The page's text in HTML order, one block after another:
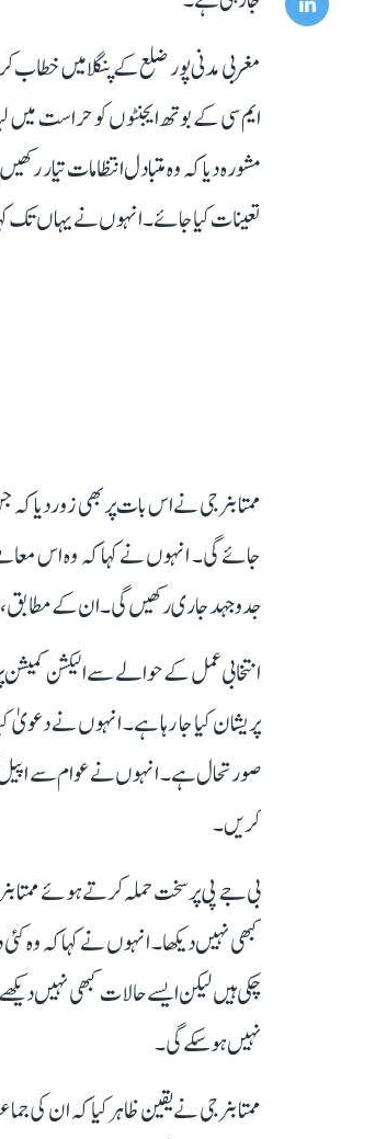
مغربی مدنی پور ضلع کے پنگلا میں
ایم سی کے بوتھ ایجنٹوں کو حراست میں
مشورہ دیا کہ وہ متبادل انتظامات تیار
تعینات کیا جائے۔ انہوں نے یہاں تک
ممتا بنرجی نے اس بات پر بھی زور دیا
جائے گی۔ انہوں نے کہا کہ وہ اس
جدوجہد جاری رکھیں گی۔ ان کے مطابق،
انتخابی عمل کے حوالے سے الیکشن
پریشان کیا جا رہا ہے۔ انہوں نے
صورتحال ہے۔ انہوں نے عوام سے اپیل
کریں۔
بی جے پی پر سخت حملہ کرتے ہوئے ممتا
کبھی نہیں دیکھا۔ انہوں نے کہا کہ
چکی ہیں لیکن ایسے حالات کبھی نہیں
نہیں ہو سکے گی۔
ممتا بنرجی نے یقین ظاہر کیا کہ ان